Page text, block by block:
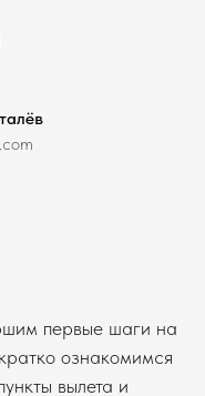
первые шаги на
ознакомимся
вылета и